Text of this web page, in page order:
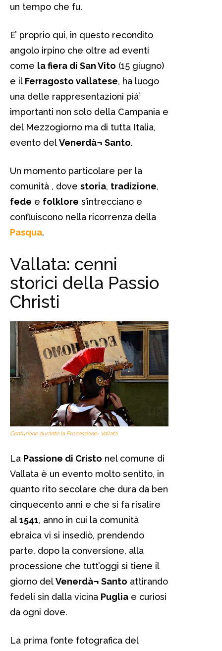
un tempo che fu.
E’ proprio qui, in questo recondito
angolo irpino che oltre ad eventi
come la fiera di San Vito (15 giugno)
e il Ferragosto vallatese, ha luogo
una delle rappresentazioni pià¹
importanti non solo della Campania e
del Mezzogiorno ma di tutta Italia,
evento delVenerdà¬ Santo.
Un momento particolare per la
comunità , dove storia, tradizione,
fede e folklore s’intrecciano e
confluiscono nella ricorrenza della
Pasqua.
Vallata: cenni
storici della Passio
Christi
Centurione durante la Processione- Vallata
La Passione di Cristo nel comune di
Vallata è un evento molto sentito, in
quanto rito secolare che dura da ben
cinquecento anni e che si fa risalire
al1541, anno in cui la comunità
ebraica vi si insediò, prendendo
parte, dopo la conversione, alla
processione che tutt’oggi si tiene il
giorno delVenerdà¬ Santo attirando
fedeli sin dalla vicina Puglia e curiosi
da ogni dove.
La prima fonte fotografica del